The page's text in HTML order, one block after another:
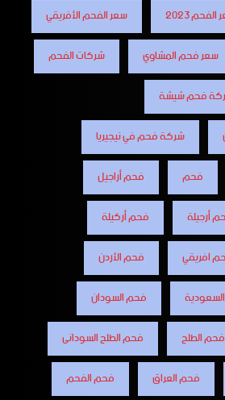
2023
سعر الفحم الأفريقي
سعر فحم المشاوي
شركات الفحم
فحم شيشة
شركة فحم في نيجيريا
فحم
فحم أراجيل
أرجيلة
فحم أركيلة
افريقي
فحم الأردن
فحم السودان
فحم الطلح
فحم الطلح السودانى
فحم العراق
فحم الفحم